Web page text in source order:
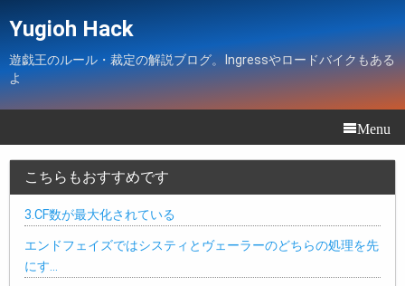
Yugioh Hack
遊戯王のルール・裁定の解説ブログ。Ingressやロードバイクもある
よ
Menu
こちらもおすすめです
3.CF数が最大化されている
エンドフェイズではシスティとヴェーラーのどちらの処理を先
にす…